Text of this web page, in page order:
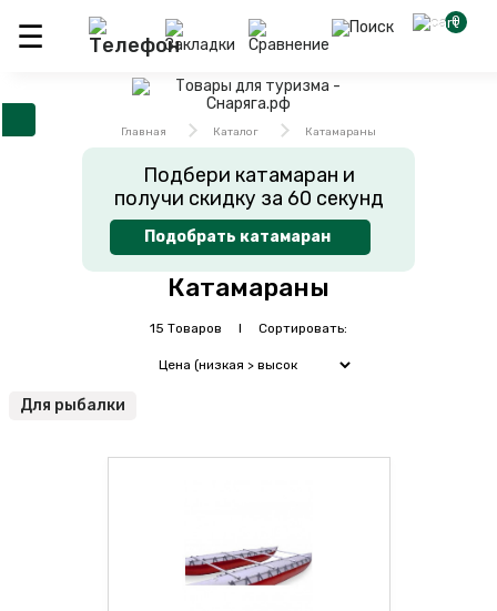
0
Главная Каталог Катамараны
Подбери катамаран и
получи скидку за 60 секунд
Подобрать катамаран
Катамараны
15 Товаров I Сортировать:
Для рыбалки